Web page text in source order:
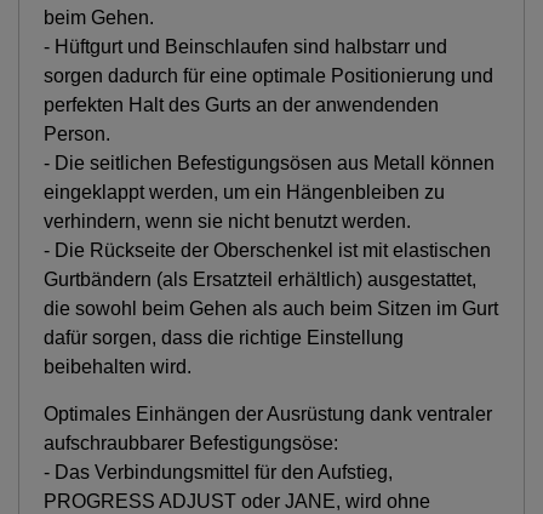
beim Gehen.
- Hüftgurt und Beinschlaufen sind halbstarr und
sorgen dadurch für eine optimale Positionierung und
perfekten Halt des Gurts an der anwendenden
Person.
- Die seitlichen Befestigungsösen aus Metall können
eingeklappt werden, um ein Hängenbleiben zu
verhindern, wenn sie nicht benutzt werden.
- Die Rückseite der Oberschenkel ist mit elastischen
Gurtbändern (als Ersatzteil erhältlich) ausgestattet,
die sowohl beim Gehen als auch beim Sitzen im Gurt
dafür sorgen, dass die richtige Einstellung
beibehalten wird.
Optimales Einhängen der Ausrüstung dank ventraler
aufschraubbarer Befestigungsöse:
- Das Verbindungsmittel für den Aufstieg,
PROGRESS ADJUST oder JANE, wird ohne